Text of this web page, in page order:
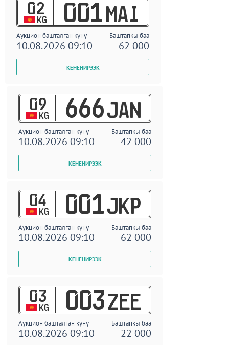
02
KG 001 MAI
Аукцион башталган күнү Баштапкы баа
10.08.2026 09:10 62 000
09
KG 666 JAN
Аукцион башталган күнү Баштапкы баа
10.08.2026 09:10 42 000
04
KG 001 JKP
Аукцион башталган күнү Баштапкы баа
10.08.2026 09:10 62 000
03
KG 003 ZEE
Аукцион башталган күнү Баштапкы баа
10.08.2026 09:10 22 000